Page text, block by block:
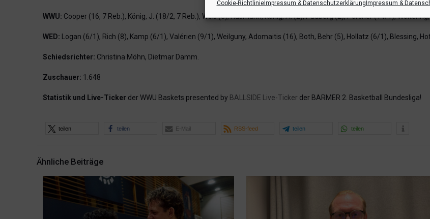
Cookie-RichtlinieImpressum & DatenschutzerklärungImpressum &
WWU: Cooper (16, 7 Reb.), König, J. (18/2, 7 Reb.), Weß (6), Husmann, König, A. (2), Padberg (2), Porcher (14/1),
WED: Logan (6/1), Rich (8), Kamp (6/1), Valérien (9/1), Weilguny, Adomaitis (16), Both, Behr (5), Hollatz (6/1), Blessing,
Schiedsrichter: Christina Möhn, Dietmar Damm.
Zuschauer: 1.648
Statistik und Live-Ticker der WWU Baskets presented by BALLSIDE Live-Ticker der BARMER 2. Basketball Bundesliga!
teilen teilen E-Mail RSS-feed teilen teilen
Ähnliche Beiträge